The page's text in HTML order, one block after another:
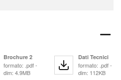
Brochure 2
formato: .pdf -
dim: 4.9MB
Dati Tecnici
formato: .pdf -
dim: 112KB